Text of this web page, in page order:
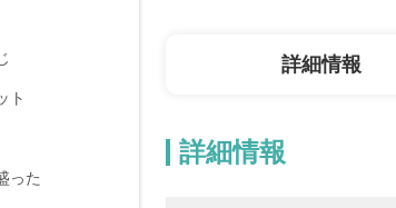
ト
った
詳細情報
詳細情報